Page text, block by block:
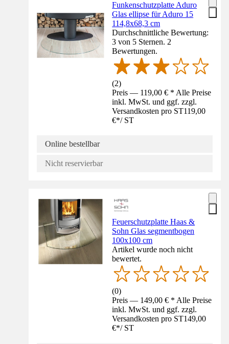
Funkenschutzplatte Aduro
Glas ellipse für Aduro 15
114,8x68,3 cm
Durchschnittliche Bewertung:
3 von 5 Sternen. 2
Bewertungen.
(2)
Preis — 119,00 € * Alle Preise
inkl. MwSt. und ggf. zzgl.
Versandkosten pro ST119,00
€*/ ST
Online bestellbar
Nicht reservierbar
Feuerschutzplatte Haas &
Sohn Glas segmentbogen
100x100 cm
Artikel wurde noch nicht
bewertet.
(0)
Preis — 149,00 € * Alle Preise
inkl. MwSt. und ggf. zzgl.
Versandkosten pro ST149,00
€*/ ST